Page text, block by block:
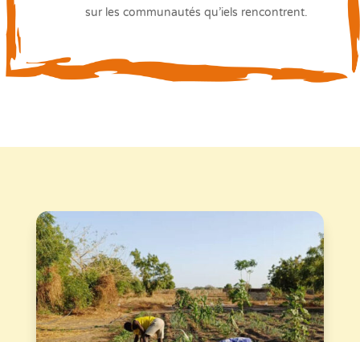
sur les communautés qu’iels rencontrent.